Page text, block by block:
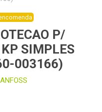
P/
SIMPLES
003166)